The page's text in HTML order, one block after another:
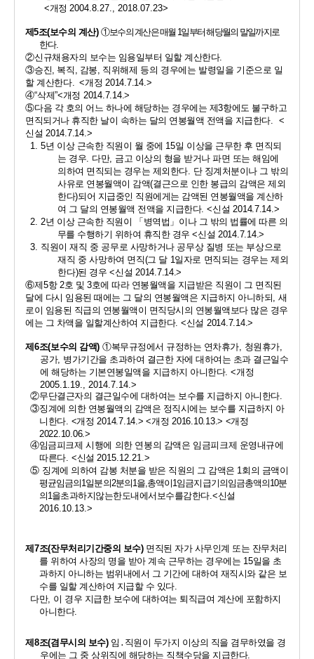
<개정 2004.8.27., 2018.07.23>
제5조(보수의 계산) ①보수의 계산은 매월 1일부터 해당월의 말일까지로
한다.
②신규채용자의 보수는 임용일부터 일할 계산한다.
③승진, 복직 , 감봉, 직위해제 등의 경우에는 발령일을 기준으로 일
할 계산한다. <개정 2014.7.14.>
④“삭제”<개정 2014.7.14.>
⑤다음 각 호의 어느 하나에 해당하는 경우에는 제3항에도 불구하고
면직되거나 휴직한 날이 속하는 달의 연봉월액 전액을 지급한다. <
신설 2014.7.14.>
1. 5년 이상 근속한 직원이 월 중에 15일 이상을 근무한 후 면직되
는 경우. 다만, 금고 이상의 형을 받거나 파면 또는 해임에
의하여 면직되는 경우는 제외한다. 단 징계처분이나 그 밖의
사유로 연봉월액이 감액(결근으로 인한 봉급의 감액은 제외
한다)되어 지급중인 직원에게는 감액된 연봉월액을 계산하
여 그 달의 연봉월액 전액을 지급한다. <신설 2014.7.14.>
2. 2년 이상 근속한 직원이 「 병역법 」 이나 그 밖의 법률에 따른 의
무를 수행하기 위하여 휴직한 경우 <신설 2014.7.14.>
3. 직원이 재직 중 공무로 사망하거나 공무상 질병 또는 부상으로
재직 중 사망하여 면직(그 달 1일자로 면직되는 경우는 제외
한다)된 경우 <신설 2014.7.14.>
⑥제5항 2호 및 3호에 따라 연봉월액을 지급받은 직원이 그 면직된
달에 다시 임용된 때에는 그 달의 연봉월액은 지급하지 아니하되, 새
로이 임용된 직급의 연봉월액이 면직당시의 연봉월액보다 많은 경우
에는 그 차액을 일할계산하여 지급한다. <신설 2014.7.14.>
제 6조(보수의 감액) ①복무규정에서 규정하는 연차휴가, 청원휴가
공가, 병가기간을 초과하여 결근한 자에 대하여는 초과 결근일수
에 해당하는 기본연봉일액을 지급하지 아니한다. <
2005.1.19., 2014.7.14.>
②무단결근자의 결근일수에 대하여는 보수를 지급하지 아니한다.
③징계에 의한 연봉월액의 감액은 정직시에는 보수를 지급하지 아
니한다. <개정 2014.7.14.> <개정 2016.10.13.> <
2022.10.06.>
④임금피크제 시행에 의한 연봉의 감액은 임금피크제 운영내규에
따른다. <신설 2015.12.21.>
⑤ 징계에 의하여 감봉 처분을 받은 직원의 그 감액은 1
평균임금의1일분의2분의1을,총액이1임금지급기의임금총액의10분
의1을초과하지않는한도내에서 보수를감한다.<
2016.10.13.>
제 7조(잔무처리기간중의 보수) 면직된 자가 사무인계 또는 잔무처리
를 위하여 사장의 명을 받아 계속 근무하는 경우에는 15일을 초
과하지 아니하는 범위내에서 그 기간에 대하여 재직시와 같은 보
수를 일할 계산하여 지급할 수 있다.
다만, 이 경우 지급한 보수에 대하여는 퇴직급여 계산에 포함하지
아니한다.
제 8조(겸무시의 보수) 임 ․ 직원이 두가지 이상의 직을 겸무하였을 경
우에는 그 중 상위직에 해당하는 직책수당을 지급한다.